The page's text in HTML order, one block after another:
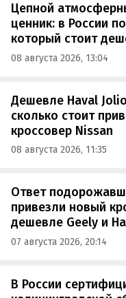
Цепной
ценник: в России
который стоит
08 августа 2026, 13:04
Дешевле Haval
сколько стоит
кроссовер Nissan
08 августа 2026, 11:35
Ответ
привезли новый
дешевле Geely и
07 августа 2026, 20:14
В России